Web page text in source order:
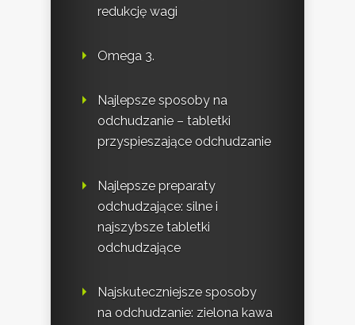
redukcję wagi
Omega 3.
Najlepsze sposoby na
odchudzanie – tabletki
przyspieszające odchudzanie
Najlepsze preparaty
odchudzające: silne i
najszybsze tabletki
odchudzające
Najskuteczniejsze sposoby
na odchudzanie: zielona kawa